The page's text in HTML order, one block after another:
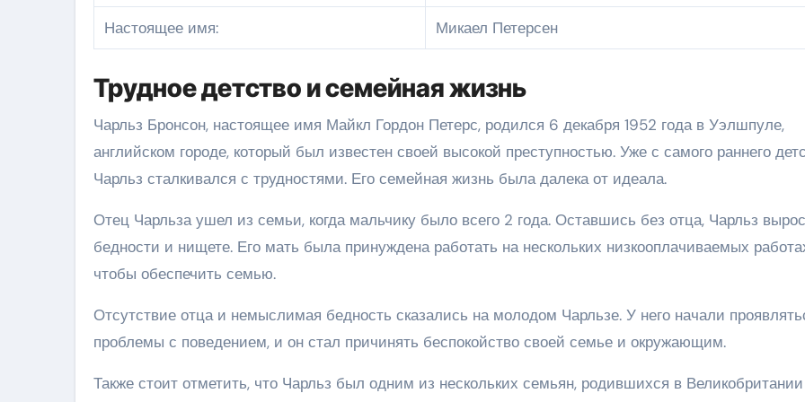
Настоящее имя: Микаел Петерсен
Трудное детство и семейная жизнь
Чарльз Бронсон, настоящее имя Майкл Гордон Петерс, родился 6 декабря 1952 года в Уэлшпуле,
английском городе, который был известен своей высокой преступностью. Уже с самого раннего
Чарльз сталкивался с трудностями. Его семейная жизнь была далека от идеала.
Отец Чарльза ушел из семьи, когда мальчику было всего 2 года. Оставшись без отца, Чарльз
бедности и нищете. Его мать была принуждена работать на нескольких низкооплачиваемых
чтобы обеспечить семью.
Отсутствие отца и немыслимая бедность сказались на молодом Чарльзе. У него начали
проблемы с поведением, и он стал причинять беспокойство своей семье и окружающим.
Также стоит отметить, что Чарльз был одним из нескольких семьян, родившихся в Великобритании